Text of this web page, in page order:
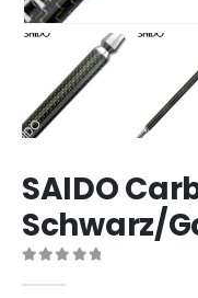
SAIDO
Schwarz/